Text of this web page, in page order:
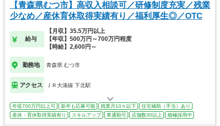
【青森県むつ市】高収入相談可／研修制度充実／残業
少なめ／産休育休取得実績有り／福利厚生◎／OTC
給与
【月収】35.5万円以上
【年収】500万円～700万円程度
【時給】2,600円～
勤務地 青森県 むつ市
アクセス ＪＲ大湊線 下北駅
年収700万円以上可 新卒も応募可能 残業月10ｈ以下
住宅補助（手当）あり
産休・育休取得実績有り
スキルアップ 車通勤可 店舗数30以上 積極採用中